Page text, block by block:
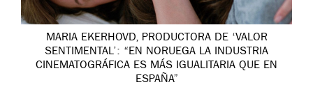
MARIA EKERHOVD, PRODUCTORA DE ‘VALOR
SENTIMENTAL’: “EN NORUEGA LA INDUSTRIA
CINEMATOGRÁFICA ES MÁS IGUALITARIA QUE EN
ESPAÑA”